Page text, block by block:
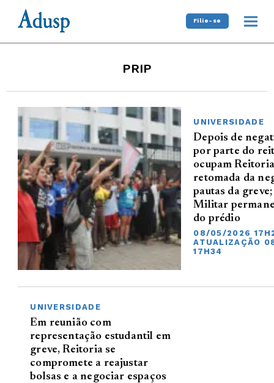
Filie-se
PRIP
UNIVERSIDADE
Depois de
por parte do
ocupam
retomada da
pautas da
Militar
do prédio
08/05/2026
ATUALIZAÇÃO
17H34
UNIVERSIDADE
Em reunião com
representação estudantil em
greve, Reitoria se
compromete a reajustar
bolsas e a negociar espaços